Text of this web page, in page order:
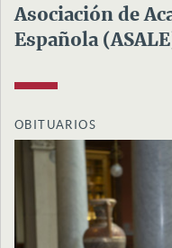
Asociación de
Española
OBITUARIOS